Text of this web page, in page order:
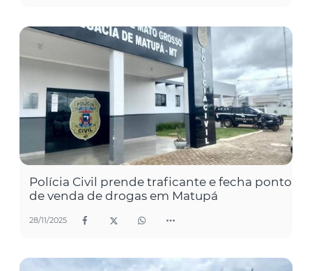
Polícia Civil prende traficante e fecha ponto
de venda de drogas em Matupá
28/11/2025